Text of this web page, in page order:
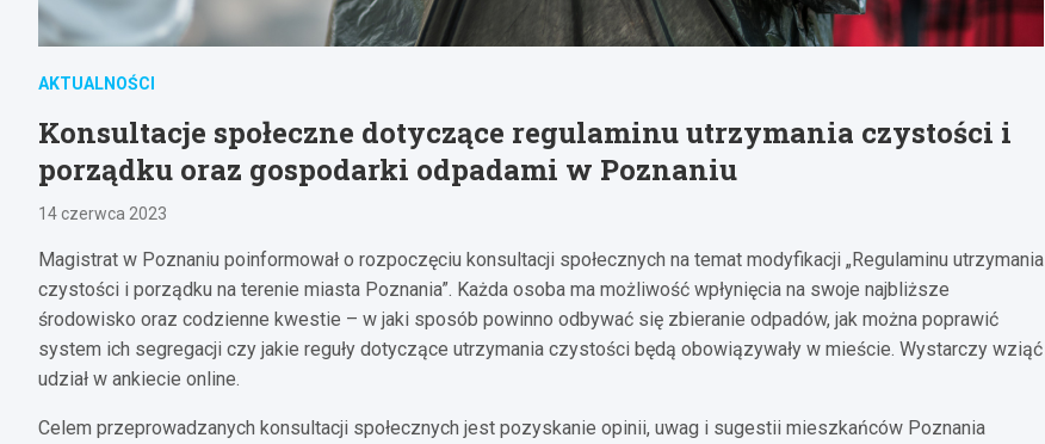
AKTUALNOŚCI
Konsultacje społeczne dotyczące regulaminu utrzymania czystości i
porządku oraz gospodarki odpadami w Poznaniu
14 czerwca 2023
Magistrat w Poznaniu poinformował o rozpoczęciu konsultacji społecznych na temat modyfikacji „Regulaminu utrzymania
czystości i porządku na terenie miasta Poznania”. Każda osoba ma możliwość wpłynięcia na swoje najbliższe
środowisko oraz codzienne kwestie – w jaki sposób powinno odbywać się zbieranie odpadów, jak można poprawić
system ich segregacji czy jakie reguły dotyczące utrzymania czystości będą obowiązywały w mieście. Wystarczy wziąć
udział w ankiecie online.
Celem przeprowadzanych konsultacji społecznych jest pozyskanie opinii, uwag i sugestii mieszkańców Poznania